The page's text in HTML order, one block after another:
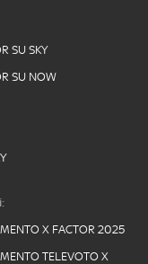
SU SKY
SU NOW
X FACTOR 2025
TELEVOTO X